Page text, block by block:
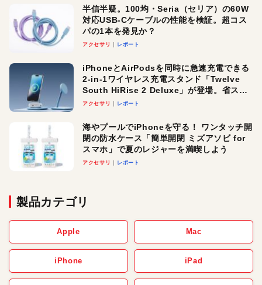
半信半疑。100均・Seria（セリア）の60W
対応USB-Cケーブルの性能を検証。超コス
パの1本を発見か？
アクセサリ レポート
iPhoneとAirPodsを同時に急速充電できる
2-in-1ワイヤレス充電スタンド「Twelve
South HiRise 2 Deluxe」が登場。省スペ
ースでおしゃれに充電したい人にオスス
アクセサリ レポート
海やプールでiPhoneを守る！ ワンタッチ開
閉の防水ケース「簡単開閉 ミズアソビ for
スマホ」で夏のレジャーを満喫しよう
アクセサリ レポート
製品カテゴリ
Apple Mac
iPhone iPad